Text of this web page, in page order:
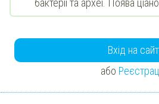
бактерії та археї. Поява
Вхід на сайт
або